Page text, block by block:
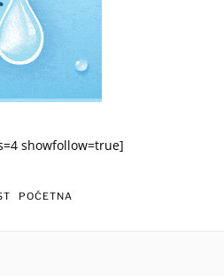
showfollow=true]
POČETNA